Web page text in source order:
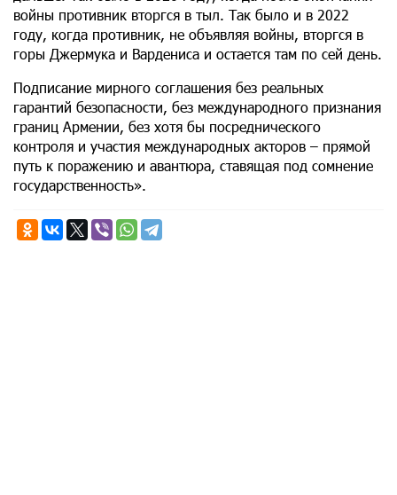
войны противник вторгся в тыл. Так было и в 2022
году, когда противник, не объявляя войны, вторгся в
горы Джермука и Вардениса и остается там по сей день.
Подписание мирного соглашения без реальных
гарантий безопасности, без международного признания
границ Армении, без хотя бы посреднического
контроля и участия международных акторов – прямой
путь к поражению и авантюра, ставящая под сомнение
государственность».